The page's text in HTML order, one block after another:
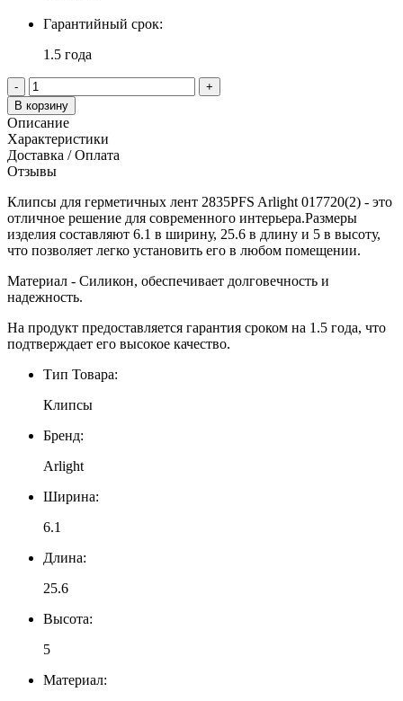
Гарантийный срок:
1.5 года
-
+
В корзину
Описание
Характеристики
Доставка / Оплата
Отзывы
Клипсы для герметичных лент 2835PFS Arlight 017720(2) - это
отличное решение для современного интерьера.Размеры
изделия составляют 6.1 в ширину, 25.6 в длину и 5 в высоту,
что позволяет легко установить его в любом помещении.
Материал - Силикон, обеспечивает долговечность и
надежность.
На продукт предоставляется гарантия сроком на 1.5 года, что
подтверждает его высокое качество.
Тип Товара:
Клипсы
Бренд:
Arlight
Ширина:
6.1
Длина:
25.6
Высота:
5
Материал: